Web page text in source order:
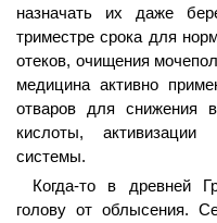
назначать их даже
триместре срока для
отеков, очищения
медицина активно
отваров для снижения
кислоты,
системы.
Когда-то в древней
голову от облысения.